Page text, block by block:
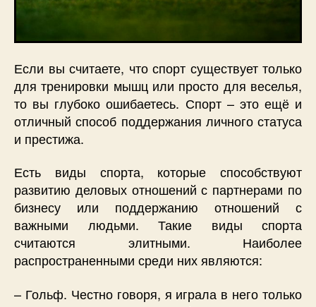
Если вы считаете, что спорт существует только
для тренировки мышц или просто для веселья,
то вы глубоко ошибаетесь. Спорт – это ещё и
отличный способ поддержания личного статуса
и престижа.
Есть виды спорта, которые способствуют
развитию деловых отношений с партнерами по
бизнесу или поддержанию отношений с
важными людьми. Такие виды спорта
считаются элитными. Наиболее
распространенными среди них являются:
– Гольф. Честно говоря, я играла в него только